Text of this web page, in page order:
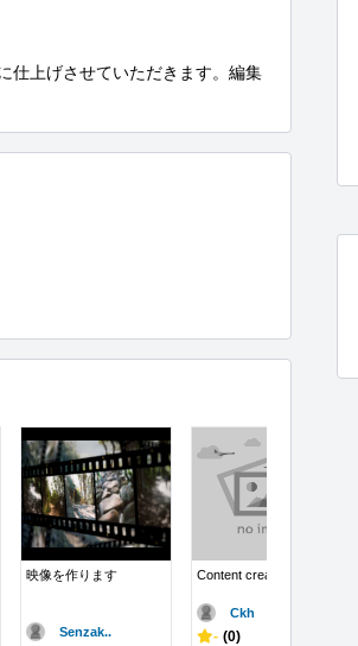
仕上げさせていただきます。編集
映像を作ります
Senzak..
Content creator...
Ckh
- (0)